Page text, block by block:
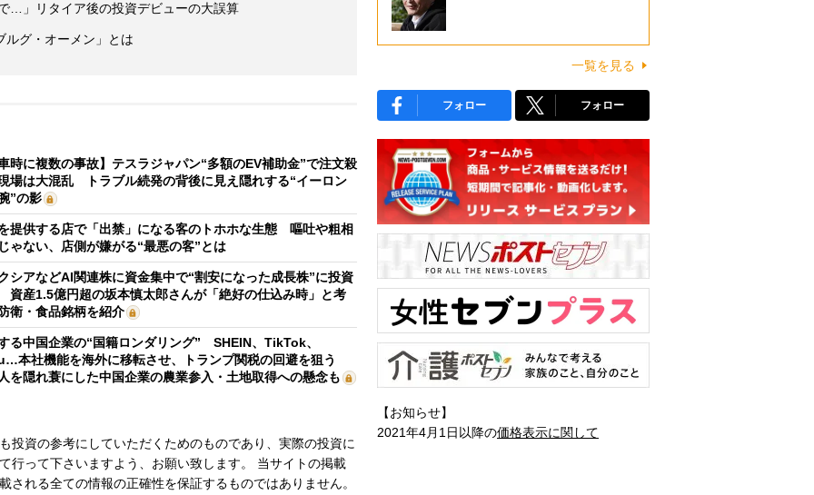
…」リタイア後の投資デビューの大誤算
グ・オーメン」とは
時に複数の事故】テスラジャパン“多額のEV補助金”で注文殺
場は大混乱 トラブル続発の背後に見え隠れする“イーロン
”の影
提供する店で「出禁」になる客のトホホな生態 嘔吐や粗相
ゃない、店側が嫌がる“最悪の客”とは
シアなどAI関連株に資金集中で“割安になった成長株”に投資
産1.5億円超の坂本慎太郎さんが「絶好の仕込み時」と考
衛・食品銘柄を紹介
る中国企業の“国籍ロンダリング” SHEIN、TikTok、
本社機能を海外に移転させ、トランプ関税の回避を狙う
を隠れ蓑にした中国企業の農業参入・土地取得への懸念も
投資の参考にしていただくためのものであり、実際の投資に
行って下さいますよう、お願い致します。 当サイトの掲載
される全ての情報の正確性を保証するものではありません。
一覧を見る
フォロー フォロー
【お知らせ】
2021年4月1日以降の価格表示に関して